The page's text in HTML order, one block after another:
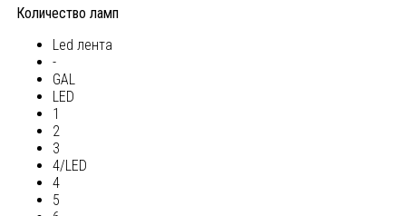
Количество ламп
Led лента
-
GAL
LED
1
2
3
4/LED
4
5